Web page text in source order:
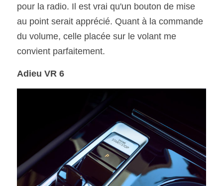
pour la radio. Il est vrai qu'un bouton de mise
au point serait apprécié. Quant à la commande
du volume, celle placée sur le volant me
convient parfaitement.
Adieu VR 6